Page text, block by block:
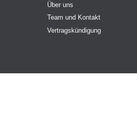
Über uns
Team und Kontakt
Vertragskündigung